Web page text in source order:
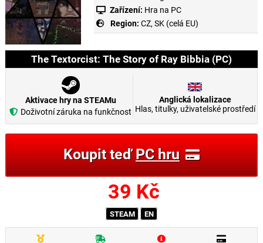
Zařízení: Hra na PC
Region: CZ, SK (celá EU)
The Textorcist: The Story of Ray Bibbia (PC)
Aktivace hry na STEAMu
Doživotní záruka na funkčnost
Anglická lokalizace
Hlas, titulky, uživatelské prostředí
Koupit teďPC hru
39 Kč
STEAM EN